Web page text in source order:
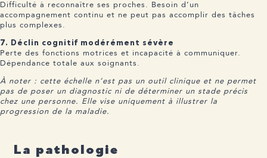
Difficulté à reconnaître ses proches. Besoin d’un
accompagnement continu et ne peut pas accomplir des tâches
plus complexes.
7. Déclin cognitif modérément sévère
Perte des fonctions motrices et incapacité à communiquer.
Dépendance totale aux soignants.
À noter : cette échelle n’est pas un outil clinique et ne permet
pas de poser un diagnostic ni de déterminer un stade précis
chez une personne. Elle vise uniquement à illustrer la
progression de la maladie.
La pathologie